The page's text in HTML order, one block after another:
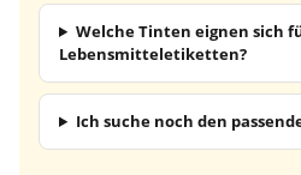
Welche Tinten eignen sich
Lebensmitteletiketten?
Ich suche noch den